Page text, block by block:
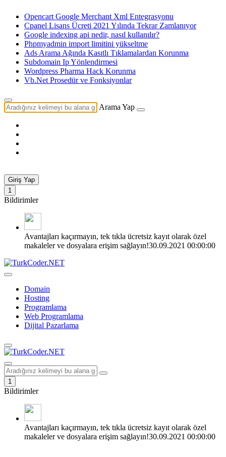
Opencart Google Merchant Xml Entegrasyonu
Cpanel Lisans Ücreti 2021 Yılında Tekrar Zamlanıyor
Google indexing api nedir, nasıl kullanılır?
Phpmyadmin import limitini yükseltme
Ads Arama Ağında Kasıtlı Tıklamalardan Korunma
Subdomain Ip Yönlendirmesi
Wordpress Pharma Hack Korunma
Vb.Net Prosedür ve Fonksiyonlar
Arama Yap
Giriş Yap
1
Bildirimler
Avantajları kaçırmayın, tek tıkla ücretsiz kayıt olarak özel
makaleler ve dosyalara erişim sağlayın!30.09.2021 00:00:00
Domain
Hosting
Programlama
Web Programlama
Dijital Pazarlama
1
Bildirimler
Avantajları kaçırmayın, tek tıkla ücretsiz kayıt olarak özel
makaleler ve dosyalara erişim sağlayın!30.09.2021 00:00:00